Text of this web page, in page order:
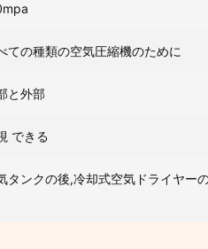
ての種類の空気圧縮機のために
と外部
できる
タンクの後,冷却式空気ドライヤー